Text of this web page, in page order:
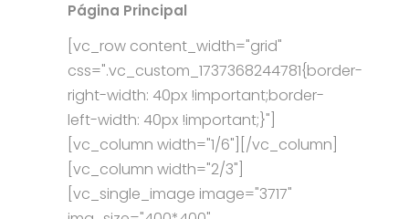
Página Principal
[vc_row content_width="grid"
css=".vc_custom_1737368244781{border-
right-width: 40px !important;border-
left-width: 40px !important;}"]
[vc_column width="1/6"][/vc_column]
[vc_column width="2/3"]
[vc_single_image image="3717"